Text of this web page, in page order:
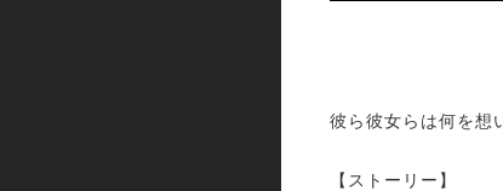
彼ら彼女らは何を想
【ストーリー】